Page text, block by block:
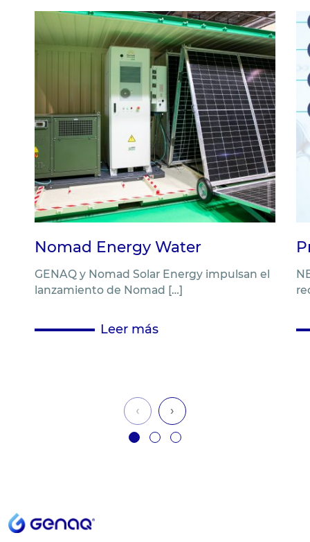
Nomad Energy Water
GENAQ y Nomad Solar Energy impulsan el
lanzamiento de Nomad […]
Leer más
‹ ›